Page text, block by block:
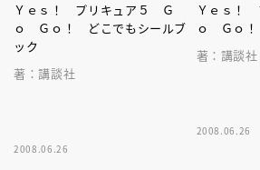
Ｙｅｓ！ プリキュア５ Ｇ
ｏ Ｇｏ！ どこでもシールブ
ック
著：講談社
2008.06.26
Ｙｅｓ！
ｏ Ｇｏ
著：講談社
2008.06.26